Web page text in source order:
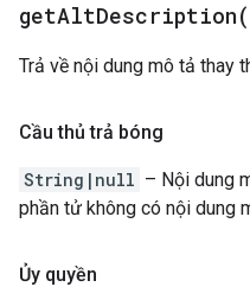
getAltDescription(
Trả về nội dung mô tả thay
Cầu thủ trả bóng
String|null – Nội dung
phần tử không có nội dung
Ủy quyền